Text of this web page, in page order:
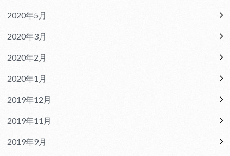
2020年5月
2020年3月
2020年2月
2020年1月
2019年12月
2019年11月
2019年9月